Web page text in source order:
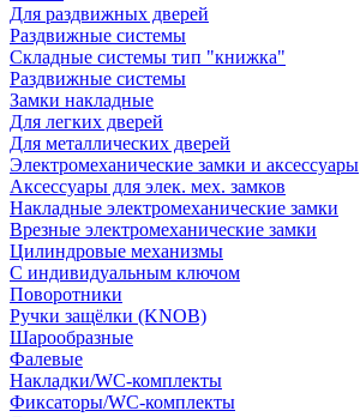
Для раздвижных дверей
Раздвижные системы
Складные системы тип "книжка"
Раздвижные системы
Замки накладные
Для легких дверей
Для металлических дверей
Электромеханические замки и аксессуары
Аксессуары для элек. мех. замков
Накладные электромеханические замки
Врезные электромеханические замки
Цилиндровые механизмы
С индивидуальным ключом
Поворотники
Ручки защёлки (KNOB)
Шарообразные
Фалевые
Накладки/WC-комплекты
Фиксаторы/WC-комплекты